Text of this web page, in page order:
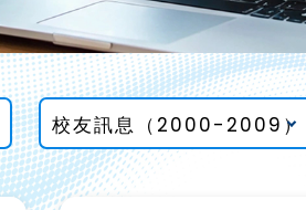
校友訊息（2000-2009）